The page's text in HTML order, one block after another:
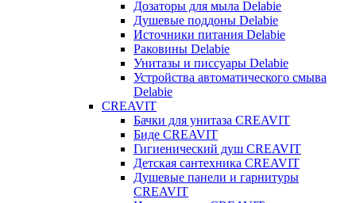
Дозаторы для мыла Delabie
Душевые поддоны Delabie
Источники питания Delabie
Раковины Delabie
Унитазы и писсуары Delabie
Устройства автоматического смыва
Delabie
CREAVIT
Бачки для унитаза CREAVIT
Биде CREAVIT
Гигиенический душ CREAVIT
Детская сантехника CREAVIT
Душевые панели и гарнитуры
CREAVIT